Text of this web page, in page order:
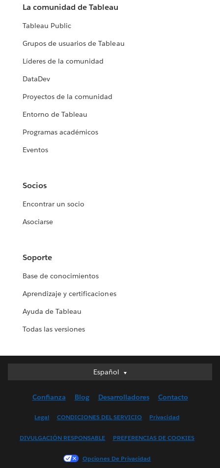
La comunidad de Tableau
Tableau Public
Grupos de usuarios de Tableau
Líderes de la comunidad
DataDev
Proyectos de la comunidad
Entorno de Tableau
Programas académicos
Eventos
Socios
Encontrar un socio
Asociarse
Soporte
Base de conocimientos
Aprendizaje y certificaciones
Ayuda de Tableau
Todas las versiones
Español
Español
English (UK)
Français (France)
Confianza Blog Desarrolladores Contacto
Legal CONDICIONES DEL SERVICIO Privacidad
DIVULGACIÓN RESPONSABLE PREFERENCIAS DE COOKIES
Opciones De Privacidad